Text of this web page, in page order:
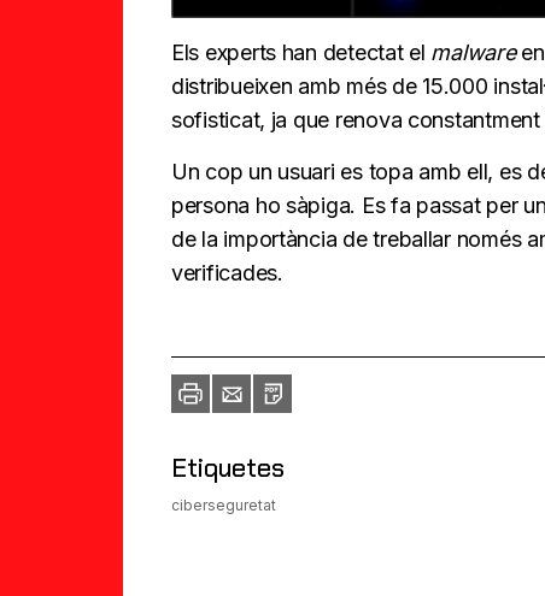
Els experts han detectat el malwareen
distribueixen amb més de 15.000
sofisticat, ja que renova
Un cop un usuari es topa amb ell, es
persona ho sàpiga. Es fa passat per
de la importància de treballar només
verificades.
ImprimirEnvia
un
PDF
Etiquetes
ciberseguretat